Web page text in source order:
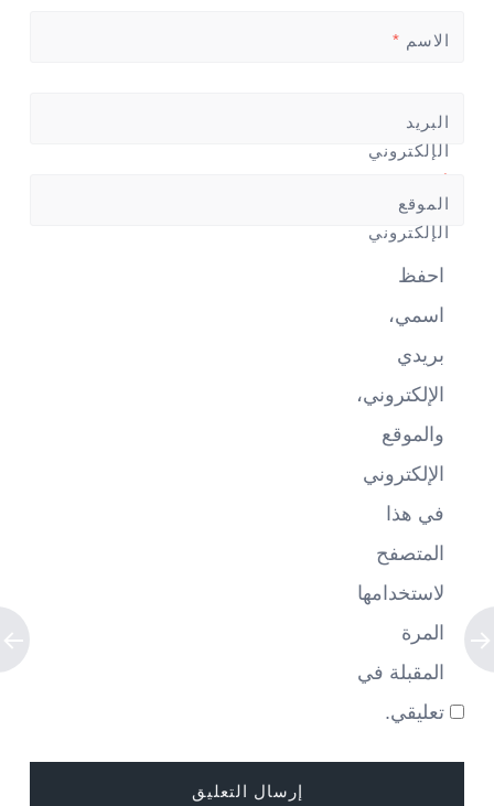
الاسم *
البريد
الإلكتروني
*
الموقع
الإلكتروني
احفظ
اسمي،
بريدي
الإلكتروني،
والموقع
الإلكتروني
في هذا
المتصفح
لاستخدامها
المرة
المقبلة في
تعليقي.